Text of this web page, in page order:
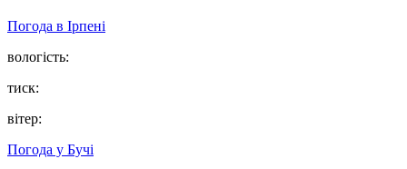
Погода в Ірпені
вологість:
тиск:
вітер:
Погода у Бучі